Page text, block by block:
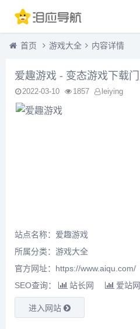
首页 游戏大全 内容详情
2022-03-10 1857 leiying
站点名称：爱趣游戏
所属分类： 游戏大全
官方网址：https://www.aiqu.com/
SEO查询：
站长网 爱站网
进入网站